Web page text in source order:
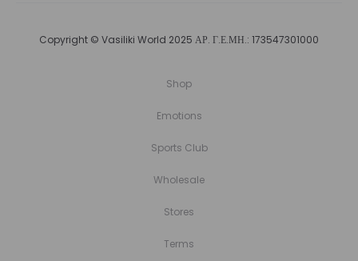
Copyright © Vasiliki World 2025 ΑΡ. Γ.Ε.ΜΗ.: 173547301000
Shop
Emotions
Sports Club
Wholesale
Stores
Terms